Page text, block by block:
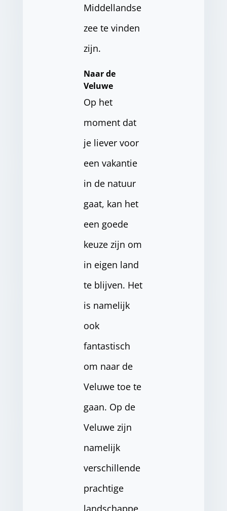
Middellandse
zee te vinden
zijn.
Naar de
Veluwe
Op het
moment dat
je liever voor
een vakantie
in de natuur
gaat, kan het
een goede
keuze zijn om
in eigen land
te blijven. Het
is namelijk
ook
fantastisch
om naar de
Veluwe toe te
gaan. Op de
Veluwe zijn
namelijk
verschillende
prachtige
landschappe